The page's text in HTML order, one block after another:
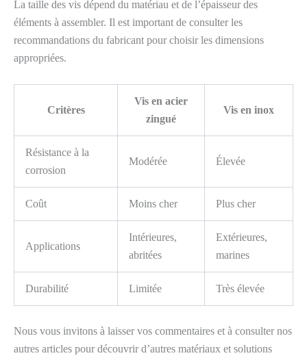
La taille des vis dépend du matériau et de l’épaisseur des
éléments à assembler. Il est important de consulter les
recommandations du fabricant pour choisir les dimensions
appropriées.
Critères
Vis en acier
zingué
Vis en inox
Résistance à la
corrosion
Modérée Élevée
Coût Moins cher Plus cher
Applications
Intérieures,
abritées
Extérieures,
marines
Durabilité Limitée Très élevée
Nous vous invitons à laisser vos commentaires et à consulter nos
autres articles pour découvrir d’autres matériaux et solutions